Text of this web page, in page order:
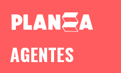
AGENTES